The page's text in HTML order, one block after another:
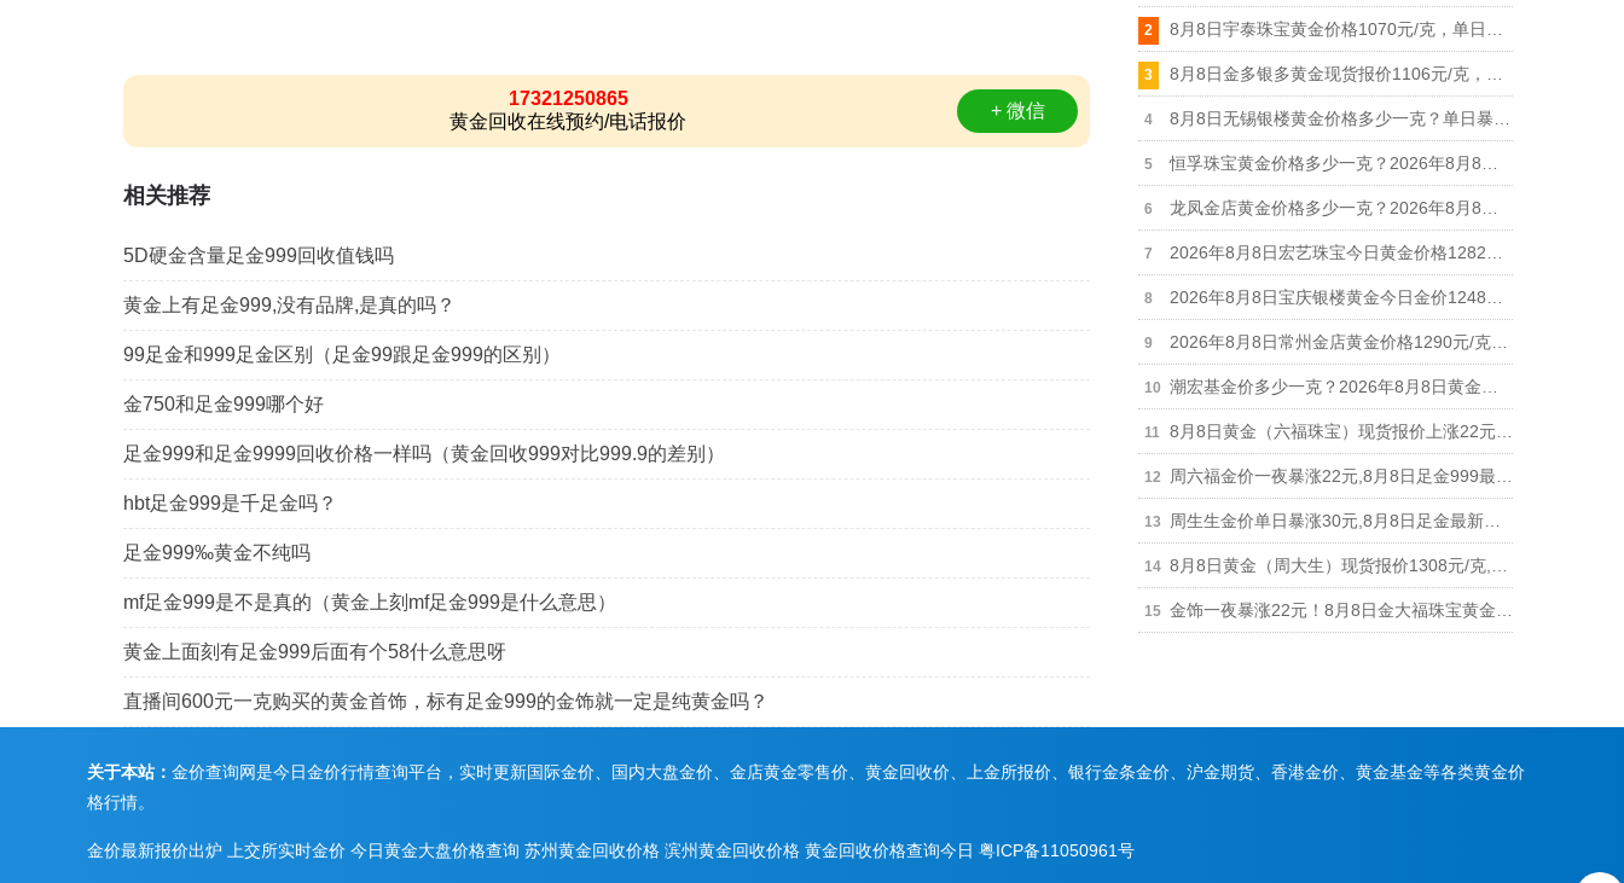
17321250865
黄金回收在线预约/电话报价
+ 微信
相关推荐
5D硬金含量足金999回收值钱吗
黄金上有足金999,没有品牌,是真的吗？
99足金和999足金区别（足金99跟足金999的区别）
金750和足金999哪个好
足金999和足金9999回收价格一样吗（黄金回收999对比999.9的差别）
hbt足金999是千足金吗？
足金999‰黄金不纯吗
mf足金999是不是真的（黄金上刻mf足金999是什么意思）
黄金上面刻有足金999后面有个58什么意思呀
直播间600元一克购买的黄金首饰，标有足金999的金饰就一定是纯黄金吗？
关于本站： 金价查询网是今日金价行情查询平台，实时更新国际金价、国内大盘金价、金店黄金零售价、黄金回收价、上金所报价、银行金条金价、沪金期货、香港金价、黄金基金等各类黄金价
格行情。
金价最新报价出炉 上交所实时金价 今日黄金大盘价格查询 苏州黄金回收价格 滨州黄金回收价格 黄金回收价格查询今日 粤ICP备11050961号